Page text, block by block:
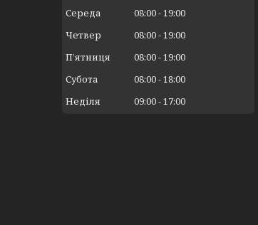
Середа
08:00 19:00
Четвер
08:00 19:00
Пʼятниця
08:00 19:00
Субота
08:00 18:00
Неділя
09:00 17:00